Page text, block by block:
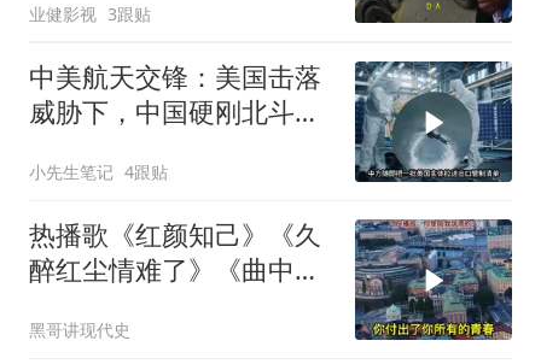
业健影视 3跟贴
中美航天交锋：美国击落
威胁下，中国硬刚北斗升
小先生笔记 4跟贴
热播歌《红颜知己》《久
醉红尘情难了》《曲中
人》
黑哥讲现代史